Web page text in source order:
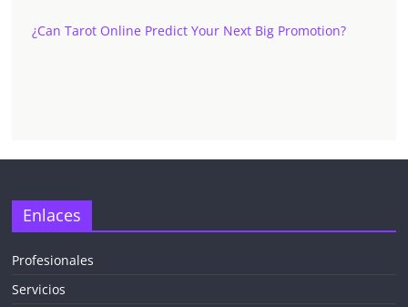
¿Can Tarot Online Predict Your Next Big Promotion?
Enlaces
Profesionales
Servicios